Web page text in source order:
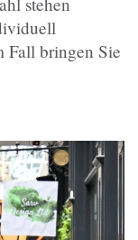
Fall bringen Sie